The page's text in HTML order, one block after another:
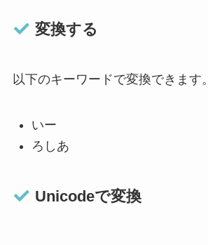
変換する
以下のキーワードで変換できます。
いー
ろしあ
Unicodeで変換